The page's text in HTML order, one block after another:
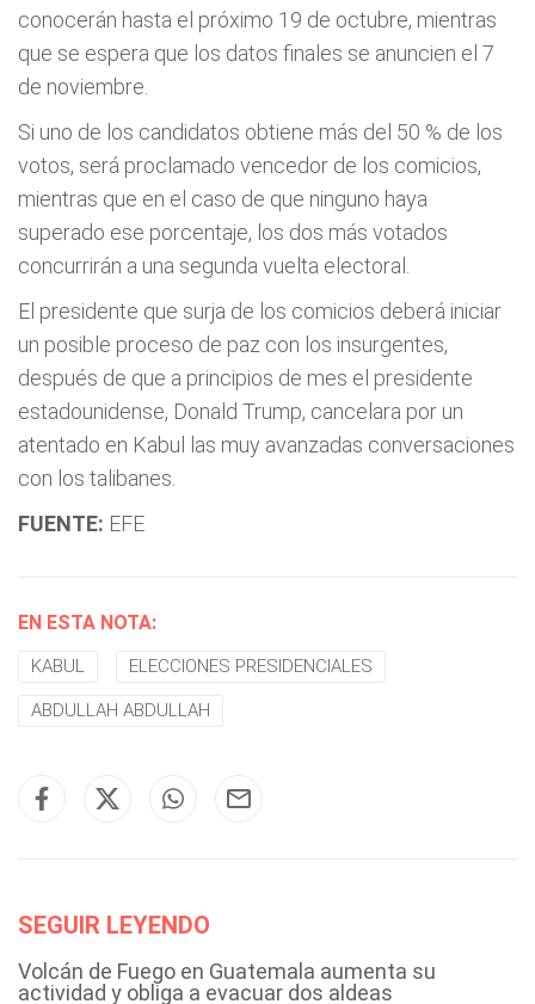
conocerán hasta el próximo 19 de octubre, mientras
que se espera que los datos finales se anuncien el 7
de noviembre.
Si uno de los candidatos obtiene más del 50 % de los
votos, será proclamado vencedor de los comicios,
mientras que en el caso de que ninguno haya
superado ese porcentaje, los dos más votados
concurrirán a una segunda vuelta electoral.
El presidente que surja de los comicios deberá iniciar
un posible proceso de paz con los insurgentes,
después de que a principios de mes el presidente
estadounidense, Donald Trump, cancelara por un
atentado en Kabul las muy avanzadas conversaciones
con los talibanes.
FUENTE: EFE
EN ESTA NOTA:
KABUL ELECCIONES PRESIDENCIALES
ABDULLAH ABDULLAH
SEGUIR LEYENDO
Volcán de Fuego en Guatemala aumenta su
actividad y obliga a evacuar dos aldeas